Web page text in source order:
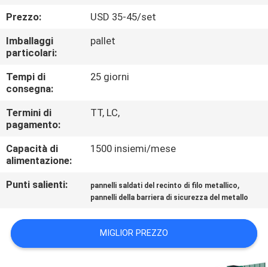
CONTROLLO
DI
QUALITÀ
CONTATTICI
RICHIEDA
UNA
CITAZIONE
MAPPA
DEL
SITO
Prezzo:
USD 35-45/set
Imballaggi
particolari:
pallet
Tempi di
consegna:
25 giorni
Termini di
pagamento:
TT, LC,
Capacità di
alimentazione:
1500 insiemi/mese
Punti salienti: pannelli saldati del recinto di filo metallico,
pannelli della barriera di sicurezza del metallo
MIGLIOR PREZZO